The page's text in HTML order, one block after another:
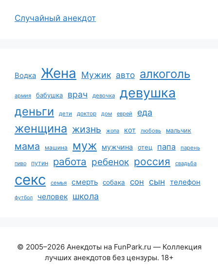
Случайный анекдот
Водка Жена Мужик авто алкоголь
армия бабушка врач девочка девушка
деньги дети доктор дом еврей еда
женщина жизнь жопа кот любовь мальчик
мама машина муж мужчина отец папа парень
пиво путин работа ребенок россия свадьба
секс семья смерть собака сон сын телефон
футбол человек школа
© 2005–2026 Анекдоты на FunPark.ru — Коллекция
лучших анекдотов без цензуры. 18+